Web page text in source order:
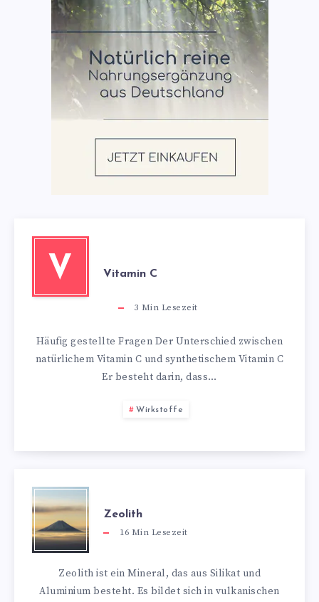
V Vitamin C
3 Min Lesezeit
Häufig gestellte Fragen Der Unterschied zwischen
natürlichem Vitamin C und synthetischem Vitamin C
Er besteht darin, dass…
Wirkstoffe
Zeolith
16 Min Lesezeit
Zeolith ist ein Mineral, das aus Silikat und
Aluminium besteht. Es bildet sich in vulkanischen